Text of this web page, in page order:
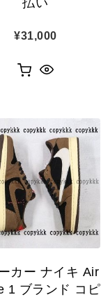
¥31,000
カー ナイキ Air
1 ブランド コピ